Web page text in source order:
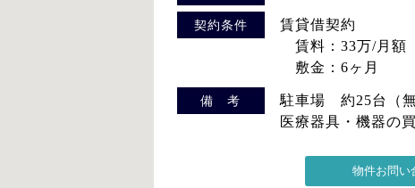
契約条件
賃貸借契約
賃料：33万/月額
敷金：6ヶ月
備 考
駐車場 約25台（無
医療器具・機器の